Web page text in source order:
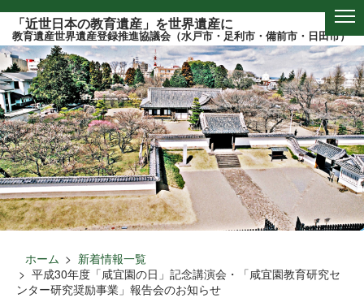
このページの本文へ
「近世日本の教育遺産」を世界遺産に
教育遺産世界遺産登録推進協議会（水戸市・足利市・備前市・日田市）
ホーム
新着情報一覧
平成30年度「咸宜園の日」記念講演会・「咸宜園教育研究セ
ンター研究奨励事業」報告会のお知らせ